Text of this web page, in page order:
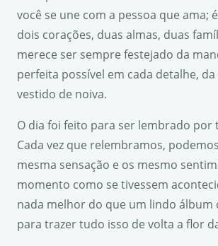
você se une com a pessoa que ama;
dois corações, duas almas, duas
merece ser sempre festejado da
perfeita possível em cada detalhe,
vestido de noiva.
O dia foi feito para ser lembrado por
Cada vez que relembramos,
mesma sensação e os mesmo
momento como se tivessem
nada melhor do que um lindo álbum
para trazer tudo isso de volta a flor